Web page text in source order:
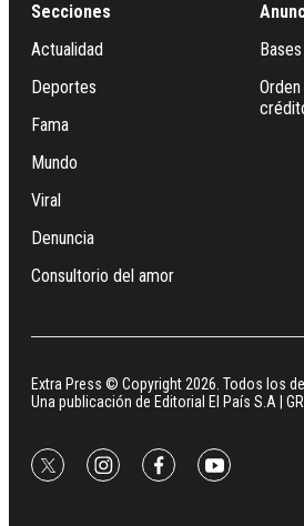
Secciones
Actualidad
Deportes
Fama
Mundo
Viral
Denuncia
Consultorio del amor
Extra Press © Copyright 2026. Todos los
Una publicación de Editorial El País S.A |
twitterinstagramfacebookyoutube